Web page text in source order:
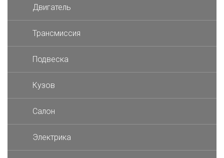
Двигатель
Трансмиссия
Подвеска
Кузов
Салон
Электрика